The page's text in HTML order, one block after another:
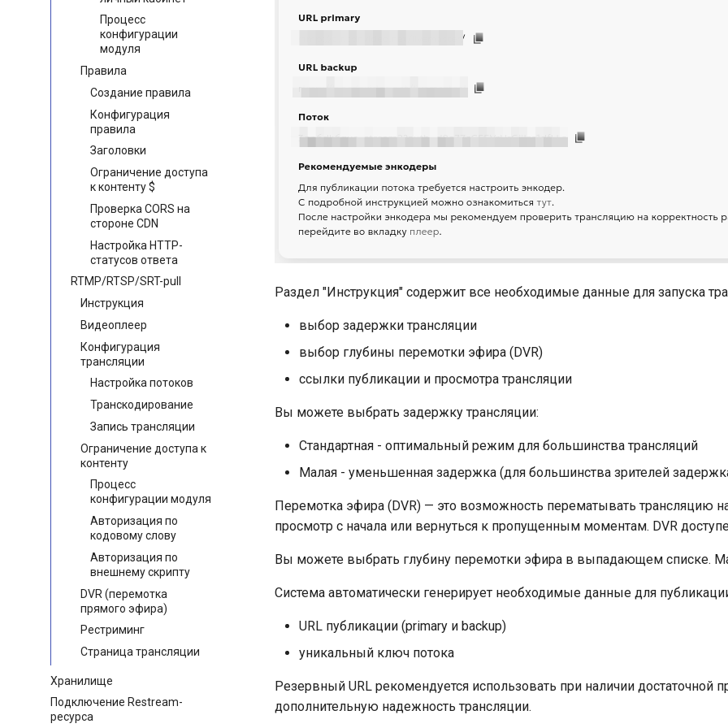
Процесс
конфигурации
модуля
Правила
Создание правила
Конфигурация
правила
Заголовки
Ограничение доступа
к контенту $
Проверка CORS на
стороне CDN
Настройка HTTP-
статусов ответа
RTMP/RTSP/SRT-pull
Инструкция
Видеоплеер
Конфигурация
трансляции
Настройка потоков
Транскодирование
Запись трансляции
Ограничение доступа к
контенту
Процесс
конфигурации модуля
Авторизация по
кодовому слову
Авторизация по
внешнему скрипту
DVR (перемотка
прямого эфира)
Рестриминг
Страница трансляции
Хранилище
Подключение Restream-
ресурса
Раздел "Инструкция" содержит все необходимые данные для запуска
выбор задержки трансляции
выбор глубины перемотки эфира (DVR)
ссылки публикации и просмотра трансляции
Вы можете выбрать задержку трансляции:
Стандартная - оптимальный режим для большинства трансляций
Малая - уменьшенная задержка (для большинства зрителей
Перемотка эфира (DVR) — это возможность перематывать трансляцию
просмотр с начала или вернуться к пропущенным моментам. DVR
Вы можете выбрать глубину перемотки эфира в выпадающем списке.
Система автоматически генерирует необходимые данные для
URL публикации (primary и backup)
уникальный ключ потока
Резервный URL рекомендуется использовать при наличии достаточной
дополнительную надежность трансляции.